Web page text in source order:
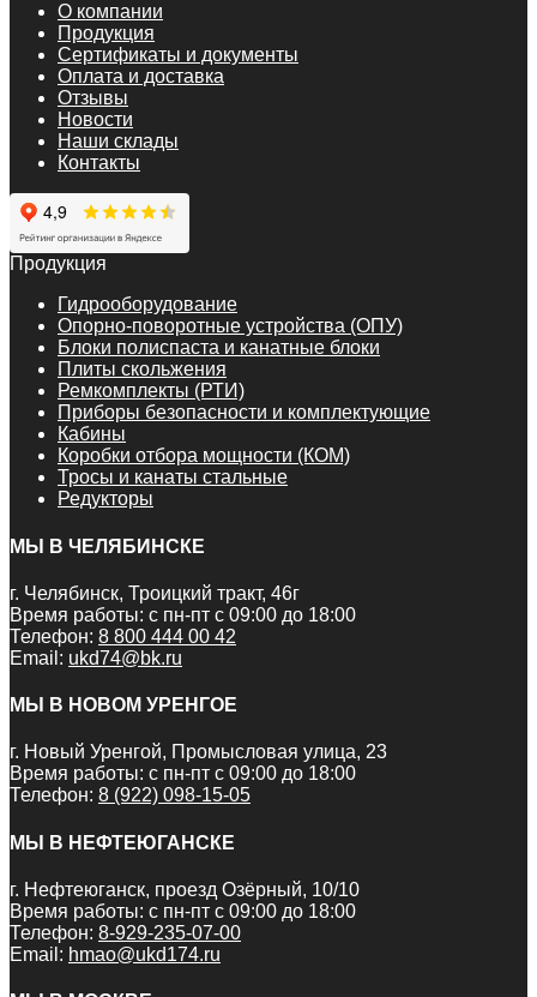
О компании
Продукция
Сертификаты и документы
Оплата и доставка
Отзывы
Новости
Наши склады
Контакты
Продукция
Гидрооборудование
Опорно-поворотные устройства (ОПУ)
Блоки полиспаста и канатные блоки
Плиты скольжения
Ремкомплекты (РТИ)
Приборы безопасности и комплектующие
Кабины
Коробки отбора мощности (КОМ)
Тросы и канаты стальные
Редукторы
МЫ В ЧЕЛЯБИНСКЕ
г. Челябинск, Троицкий тракт, 46г
Время работы: с пн-пт с 09:00 до 18:00
Телефон: 8 800 444 00 42
Email: ukd74@bk.ru
МЫ В НОВОМ УРЕНГОЕ
г. Новый Уренгой, Промысловая улица, 23
Время работы: с пн-пт с 09:00 до 18:00
Телефон: 8 (922) 098-15-05
МЫ В НЕФТЕЮГАНСКЕ
г. Нефтеюганск, проезд Озёрный, 10/10
Время работы: с пн-пт с 09:00 до 18:00
Телефон: 8-929-235-07-00
Email: hmao@ukd174.ru